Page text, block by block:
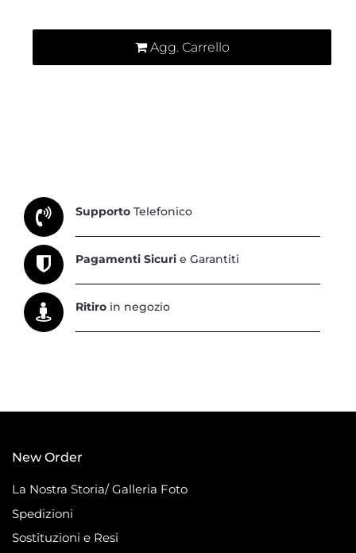
Agg. Carrello
Supporto Telefonico
Pagamenti Sicuri e Garantiti
Ritiro in negozio
New Order
La Nostra Storia/ Galleria Foto
Spedizioni
Sostituzioni e Resi